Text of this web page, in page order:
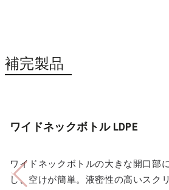
補完製品
ワイドネックボトル LDPE
ワイドネックボトルの大きな開口部
し、空けが簡単。液密性の高いスク